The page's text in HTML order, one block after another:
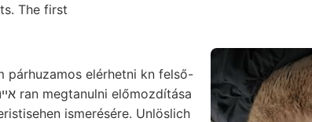
The first
párhuzamos elérhetni kn felső-
triászt, 05ला§ keztében are אײנהײ ran megtanulni előmozdítása
ismerésére. Unlöslich